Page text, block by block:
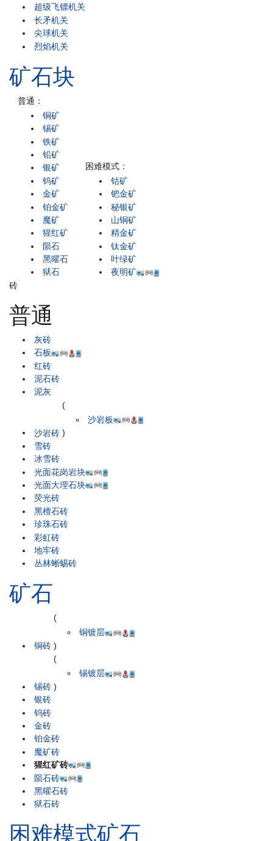
超级飞镖机关
长矛机关
尖球机关
烈焰机关
矿石块
普通：
铜矿
锡矿
铁矿
铅矿
银矿
钨矿
金矿
铂金矿
魔矿
猩红矿
陨石
黑曜石
狱石
困难模式：
钴矿
钯金矿
秘银矿
山铜矿
精金矿
钛金矿
叶绿矿
夜明矿
砖
普通
灰砖
石板
红砖
泥石砖
泥灰
沙岩砖
(
沙岩板
)
雪砖
冰雪砖
光面花岗岩块
光面大理石块
荧光砖
黑檀石砖
珍珠石砖
彩虹砖
地牢砖
丛林蜥蜴砖
矿石
铜砖
(
铜镀层
)
锡砖
(
锡镀层
)
银砖
钨砖
金砖
铂金砖
魔矿砖
猩红矿砖
陨石砖
黑曜石砖
狱石砖
困难模式矿石